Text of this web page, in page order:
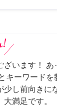
ざいます！
キーワード
少し前向きに
満足です。